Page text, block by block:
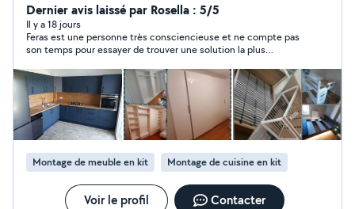
bricolage à votre service. Je réalise vos travaux avec
rigueur, précision et dans le respect strict des normes
de sécurité, tout en m'adaptant à votre budget. Mon
expertise couvre de nombreux domaines : Intérieur :
montage de meubles, installation et pose de cuisines,
aménagement intérieur, petites interventions en
plomberie et électricité. Extérieur : pose de stores
bannes, portails, portes de garage et autres
installations. En tant que micro-entrepreneur, je vous
garantis un travail sérieux, transparent et soigné. Je
serai votre artisan de confiance pour concrétiser vos
projets. Feras
Dernier avis laissé par Rosella : 5/5
Il y a 18 jours
Feras est une personne très consciencieuse et ne compte pas
son temps pour essayer de trouver une solution la plus
hésitation
Montage de meuble en kit Montage de cuisine en kit
Voir le profil Contacter